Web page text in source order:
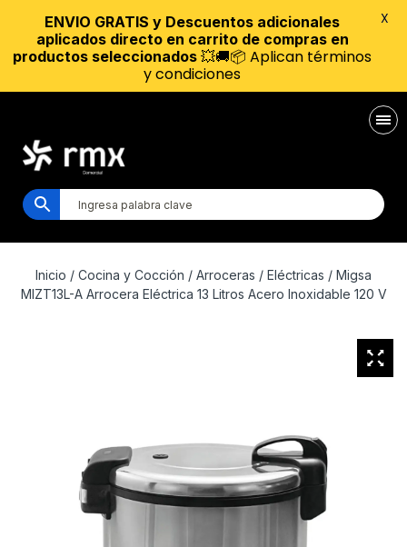
Inicio / Cocina y Cocción / Arroceras / Eléctricas / Migsa
MIZT13L-A Arrocera Eléctrica 13 Litros Acero Inoxidable 120 V
ENVIO GRATIS y Descuentos adicionales
aplicados directo en carrito de compras en
productos seleccionados 💥🚚📦 Aplican términos
y condiciones
X